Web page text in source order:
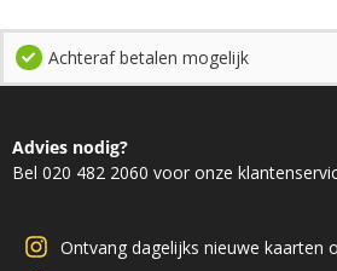
Achteraf betalen mogelijk
Advies nodig?
Bel 020 482 2060 voor onze
Ontvang dagelijks nieuwe kaarten